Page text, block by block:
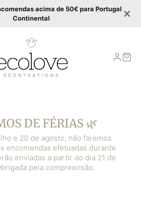
acima de 50€ para Portugal
Continental
DE FÉRIAS 🌿
e 20 de agosto, não faremos
encomendas efetuadas durante
enviadas a partir do dia 21 de
pela compreensão.